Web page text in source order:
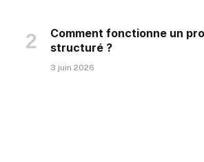
Comment fonctionne un
structuré ?
3 juin 2026